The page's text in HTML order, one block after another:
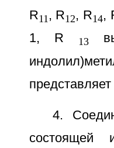
R11, R12, R14,
1, R 13
4.
состоящей